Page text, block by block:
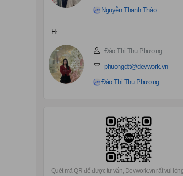
Nguyễn Thanh Thảo
Hr
Đào Thị Thu Phương
phuongdtt@devwork.vn
Đào Thị Thu Phương
Quét mã QR để được tư vấn, Devwork.vn rất vui